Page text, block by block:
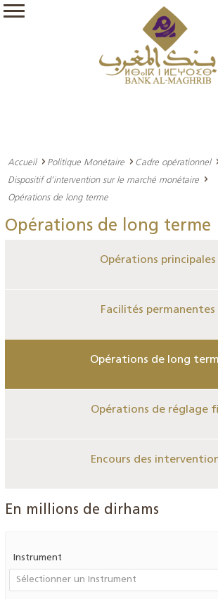
Accueil Politique Monétaire
Cadre opérationnel
Dispositif d’intervention sur le marché monétaire
Opérations de long terme
Opérations de long terme
Opérations principales
Facilités permanentes
Opérations de long
Opérations de réglage
Encours des
En millions de dirhams
Instrument